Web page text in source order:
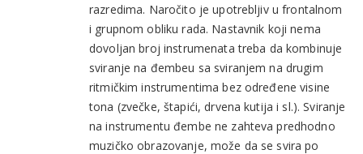
razredima. Naročito je upotrebljiv u frontalnom
i grupnom obliku rada. Nastavnik koji nema
dovoljan broj instrumenata treba da kombinuje
sviranje na đembeu sa sviranjem na drugim
ritmičkim instrumentima bez određene visine
tona (zvečke, štapići, drvena kutija i sl.). Sviranje
na instrumentu đembe ne zahteva predhodno
muzičko obrazovanje, može da se svira po